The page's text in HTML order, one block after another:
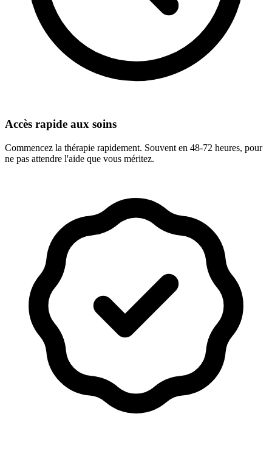
Accès rapide aux soins
Commencez la thérapie rapidement. Souvent en 48-72 heures, pour
ne pas attendre l'aide que vous méritez.